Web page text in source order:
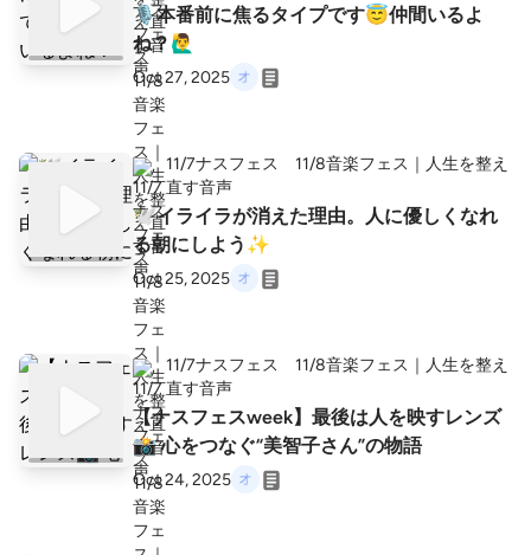
🎙️本番前に焦るタイプです😇仲間いるよ
ね？🙋‍♂️
Oct 27, 2025
11/7ナスフェス 11/8音楽フェス｜人生を整え
直す音声
🕊️イライラが消えた理由。人に優しくなれ
る朝にしよう✨
Oct 25, 2025
11/7ナスフェス 11/8音楽フェス｜人生を整え
直す音声
【ナスフェスweek】最後は人を映すレンズ
📸 心をつなぐ“美智子さん”の物語
Oct 24, 2025